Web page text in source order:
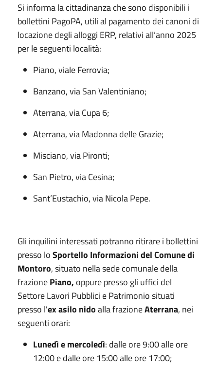
Si informa la cittadinanza che sono disponibili i
bollettini PagoPA, utili al pagamento dei canoni di
locazione degli alloggi ERP, relativi all’anno 2025
per le seguenti località:
Piano, viale Ferrovia;
Banzano, via San Valentiniano;
Aterrana, via Cupa 6;
Aterrana, via Madonna delle Grazie;
Misciano, via Pironti;
San Pietro, via Cesina;
Sant’Eustachio, via Nicola Pepe.
Gli inquilini interessati potranno ritirare i bollettini
presso loSportello Informazioni del Comune di
Montoro, situato nella sede comunale della
frazionePiano, oppure presso gli uffici del
Settore Lavori Pubblici e Patrimonio situati
presso l'ex asilo nidoalla frazioneAterrana, nei
seguenti orari:
Lunedì e mercoledì: dalle ore 9:00 alle ore
12:00 e dalle ore 15:00 alle ore 17:00;